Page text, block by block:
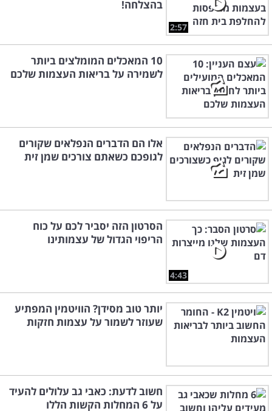
2:57
בהצלחה!
10 המאכלים המומלצים ביותר
לשמירה על בריאות העצמות שלכם
אלו הם הדברים הנפלאים שקורים
לגופכם כשאתם צורכים שמן זית
4:43
הסרטון הזה יסביר לכם על כוח
הריפוי הגדול של עצמותינו
יותר טוב מסידן? הוויטמין המפתיע
שעוזר לשמור על עצמות חזקות
חשוב לדעת: כאבי גב עלולים להעיד
על 6 המחלות הקשות הללו